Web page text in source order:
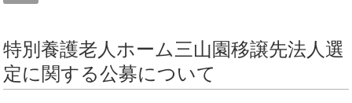
特別養護老人ホーム三山園移譲先法人選
定に関する公募について